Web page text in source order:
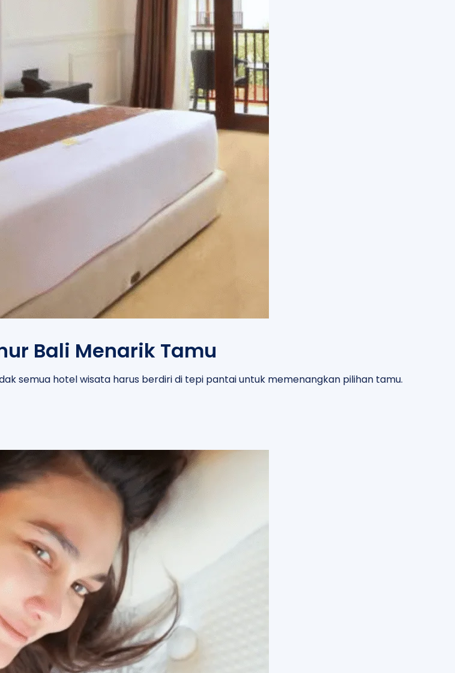
Bali Menarik Tamu
semua hotel wisata harus berdiri di tepi pantai untuk memenangkan pilihan tamu.